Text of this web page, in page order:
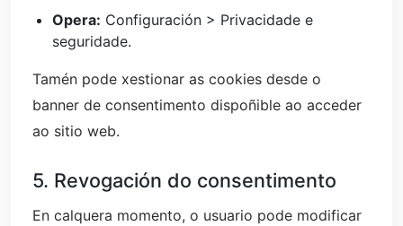
Opera: Configuración > Privacidade e
seguridade.
Tamén pode xestionar as cookies desde o
banner de consentimento dispoñible ao acceder
ao sitio web.
5. Revogación do consentimento
En calquera momento, o usuario pode modificar